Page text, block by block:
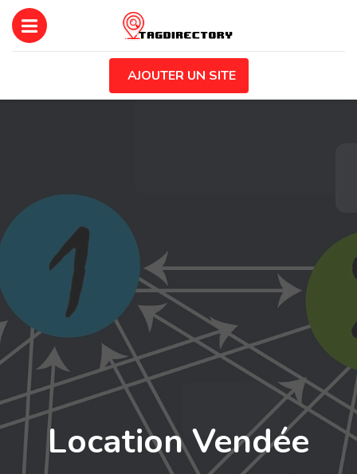
AJOUTER UN SITE
Location Vendée